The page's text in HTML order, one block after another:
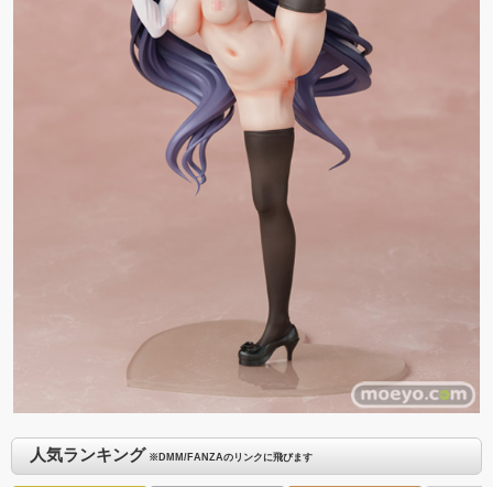
人気ランキング ※DMM/FANZAのリンクに飛びます